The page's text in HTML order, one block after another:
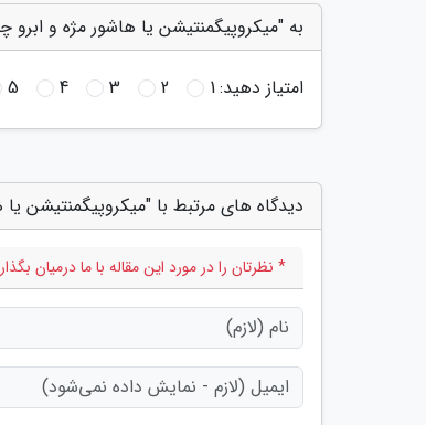
به "میکروپیگمنتیشن یا هاشور مژه و
امتیاز دهید:1
2
3
4
5
دیدگاه های مرتبط با "میکروپیگمنتیشن
* نظرتان را در مورد این مقاله با ما درمیان